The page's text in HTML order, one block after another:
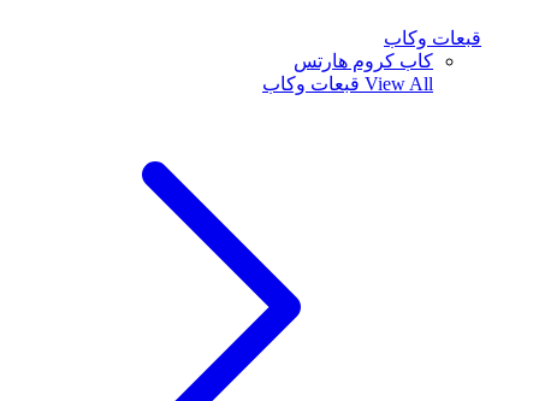
قبعات وكاب
كاب كروم هارتس
View All قبعات وكاب